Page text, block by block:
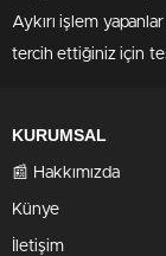
Aykırı işlem
tercih ettiğiniz için
KURUMSAL
📰 Hakkımızda
Künye
İletişim